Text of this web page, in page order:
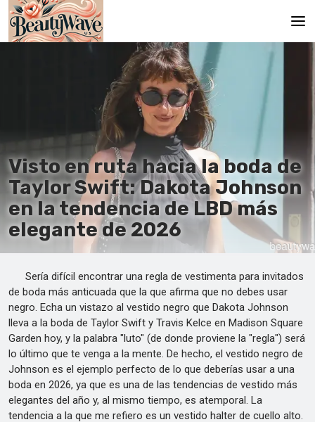
It
De
Visto en ruta hacia la boda de
Taylor Swift: Dakota Johnson
en la tendencia de LBD más
elegante de 2026
Sería difícil encontrar una regla de vestimenta para invitados
de boda más anticuada que la que afirma que no debes usar
negro. Echa un vistazo al vestido negro que Dakota Johnson
lleva a la boda de Taylor Swift y Travis Kelce en Madison Square
Garden hoy, y la palabra "luto" (de donde proviene la "regla") será
lo último que te venga a la mente. De hecho, el vestido negro de
Johnson es el ejemplo perfecto de lo que deberías usar a una
boda en 2026, ya que es una de las tendencias de vestido más
elegantes del año y, al mismo tiempo, es atemporal. La
tendencia a la que me refiero es un vestido halter de cuello alto.